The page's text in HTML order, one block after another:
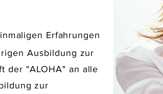
Erfahrungen
Ausbildung zur
der "ALOHA" an alle
zur